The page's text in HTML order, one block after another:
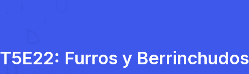
T5E22: Furros y Berrinchudos